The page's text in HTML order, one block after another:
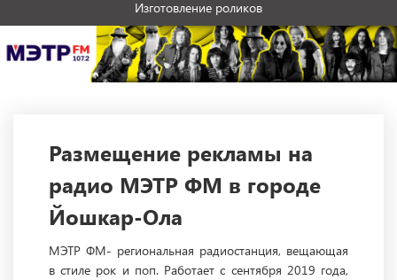
Изготовление роликов
Размещение рекламы на
радио МЭТР ФМ в городе
Йошкар-Ола
МЭТР ФМ- региональная радиостанция, вещающая
в стиле рок и поп. Работает с сентября 2019 года,